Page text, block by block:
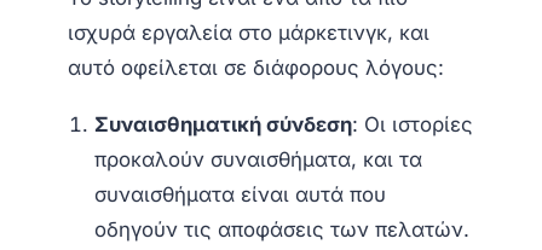
ισχυρά εργαλεία στο μάρκετινγκ, και
αυτό οφείλεται σε διάφορους λόγους:
Συναισθηματική σύνδεση: Οι ιστορίες
προκαλούν συναισθήματα, και τα
συναισθήματα είναι αυτά που
οδηγούν τις αποφάσεις των πελατών.